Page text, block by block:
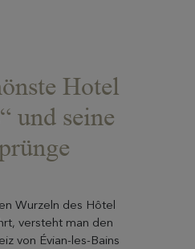
Hotel
und seine
Wurzeln des Hôtel
versteht man den
von Évian-les-Bains